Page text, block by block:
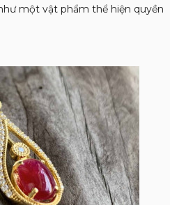
một vật phẩm thể hiện quyền